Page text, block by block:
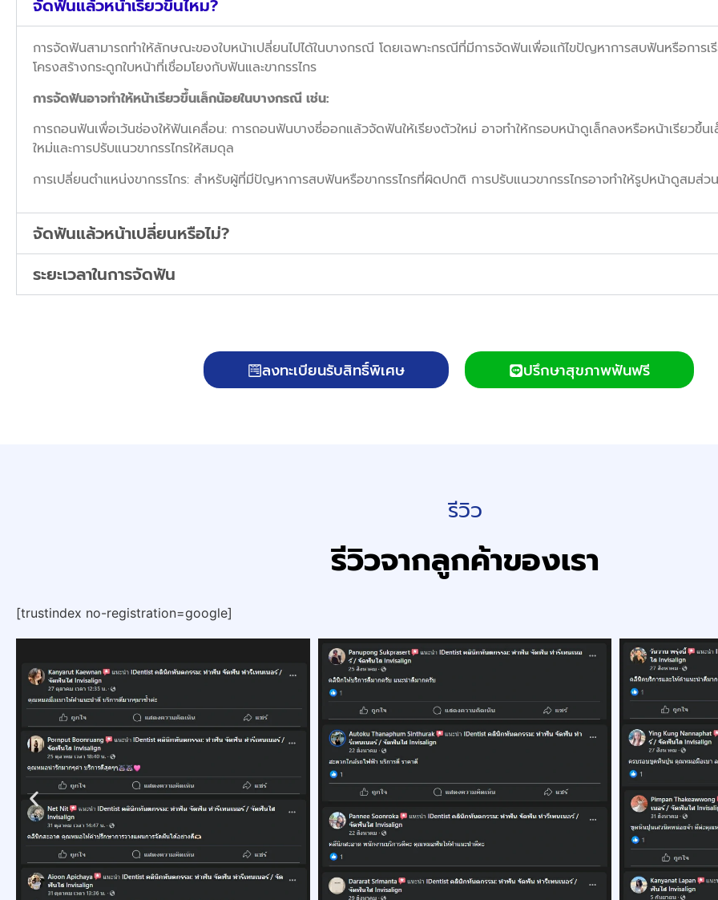
จัดฟันแล้วหน้าเรียวขึ้นไหม?
การจัดฟันสามารถทำให้ลักษณะของใบหน้าเปลี่ยนไปได้ในบางกรณี โดยเฉพาะกรณีที่มีการจัดฟันเพื่อแก้ไขปัญหาการสบฟันหรือกา
โครงสร้างกระดูกใบหน้าที่เชื่อมโยงกับฟันและขากรรไกร
การจัดฟันอาจทำให้หน้าเรียวขึ้นเล็กน้อยในบางกรณี เช่น:
การถอนฟันเพื่อเว้นช่องให้ฟันเคลื่อน: การถอนฟันบางซี่ออกแล้วจัดฟันให้เรียงตัวใหม่ อาจทำให้กรอบหน้าดูเล็กลงหรือหน้าเรียวขึ้
ใหม่และการปรับแนวขากรรไกรให้สมดุล
การเปลี่ยนตำแหน่งขากรรไกร: สำหรับผู้ที่มีปัญหาการสบฟันหรือขากรรไกรที่ผิดปกติ การปรับแนวขากรรไกรอาจทำให้รูปหน้าดูสมส่ว
จัดฟันแล้วหน้าเปลี่ยนหรือไม่?
ระยะเวลาในการจัดฟัน
ลงทะเบียนรับสิทธิ์พิเศษ ปรึกษาสุขภาพฟันฟรี
รีวิว
รีวิวจากลูกค้าของเรา
[trustindex no-registration=google]